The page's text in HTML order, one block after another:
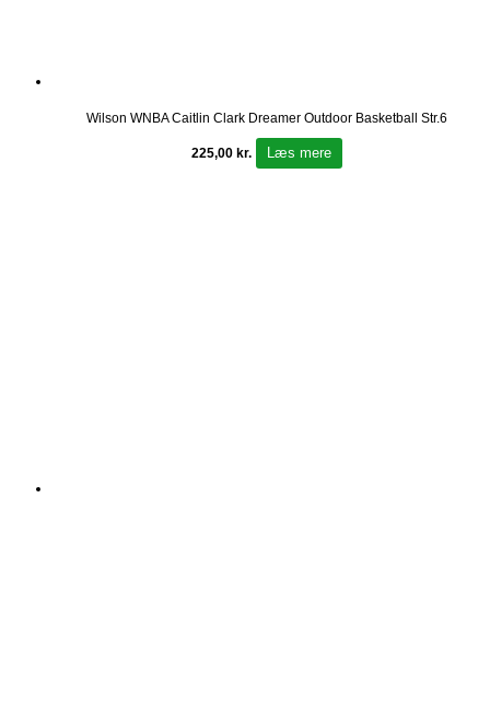
Wilson WNBA Caitlin Clark Dreamer Outdoor Basketball Str.6
225,00 kr. Læs mere